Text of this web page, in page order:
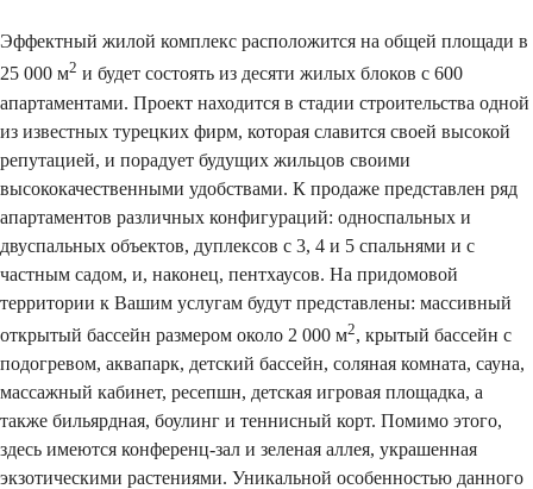
Эффектный жилой комплекс расположится на общей площади в
25 000 м2 и будет состоять из десяти жилых блоков с 600
апартаментами. Проект находится в стадии строительства одной
из известных турецких фирм, которая славится своей высокой
репутацией, и порадует будущих жильцов своими
высококачественными удобствами. К продаже представлен ряд
апартаментов различных конфигураций: односпальных и
двуспальных объектов, дуплексов с 3, 4 и 5 спальнями и с
частным садом, и, наконец, пентхаусов. На придомовой
территории к Вашим услугам будут представлены: массивный
открытый бассейн размером около 2 000 м2, крытый бассейн с
подогревом, аквапарк, детский бассейн, соляная комната, сауна,
массажный кабинет, ресепшн, детская игровая площадка, а
также бильярдная, боулинг и теннисный корт. Помимо этого,
здесь имеются конференц-зал и зеленая аллея, украшенная
экзотическими растениями. Уникальной особенностью данного